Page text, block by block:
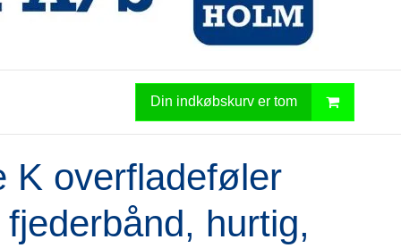
Din indkøbskurv er tom
K overfladeføler
hurtig,